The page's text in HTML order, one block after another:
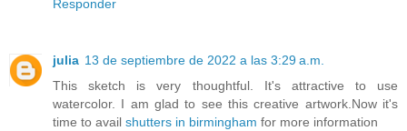
Responder
julia 13 de septiembre de 2022 a las 3:29 a.m.
This sketch is very thoughtful. It's attractive to use
watercolor. I am glad to see this creative artwork.Now it's
time to avail shutters in birmingham for more information